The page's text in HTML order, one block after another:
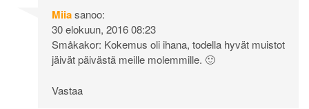
Miiasanoo:
30 elokuun, 2016 08:23
Småkakor: Kokemus oli ihana, todella hyvät muistot
jäivät päivästä meille molemmille. 🙂
Vastaa